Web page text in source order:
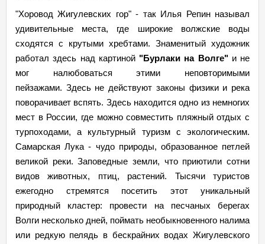
"Хоровод Жигулевских гор" - так Илья Репин называл
удивительные места, где широкие волжские воды
сходятся с крутыми хребтами. Знаменитый художник
работал здесь над картиной"Бурлаки на Волге"и не
мог налюбоваться этими неповторимыми
пейзажами. Здесь не действуют законы физики и река
поворачивает вспять. Здесь находится одно из немногих
мест в России, где можно совместить пляжный отдых с
турпоходами, а культурный туризм с экологическим.
Самарская Лука - чудо природы, образованное петлей
великой реки. Заповедные земли, что приютили сотни
видов животных, птиц, растений. Тысячи туристов
ежегодно стремятся посетить этот уникальный
природный кластер: провести на песчаных берегах
Волги несколько дней, поймать необыкновенного налима
или редкую пелядь в бескрайних водах Жигулевского